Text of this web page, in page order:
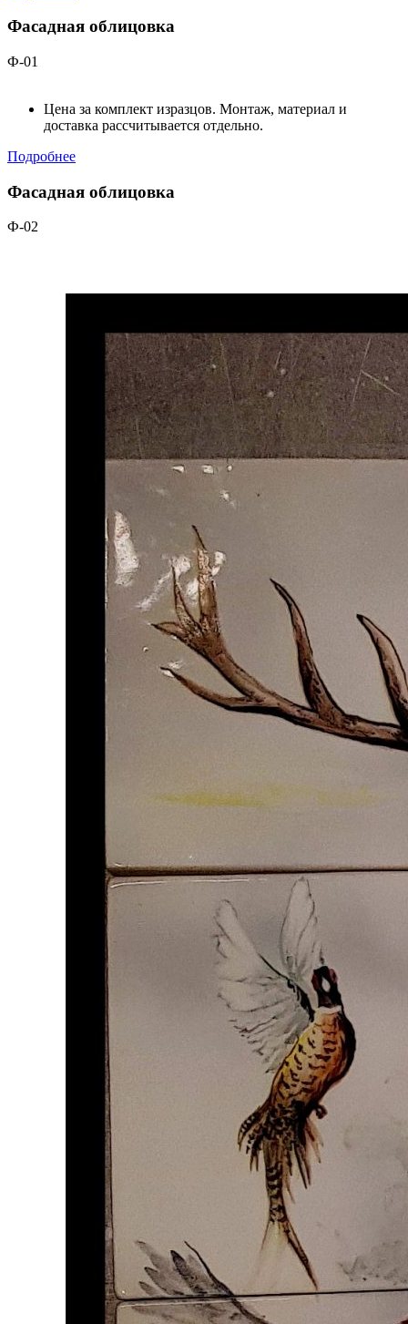
Фасадная облицовка
Ф-01
Цена за комплект изразцов. Монтаж, материал и
доставка рассчитывается отдельно.
Подробнее
Фасадная облицовка
Ф-02